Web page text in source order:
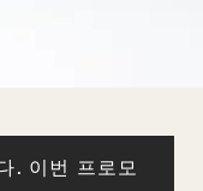
. 이번 프로모